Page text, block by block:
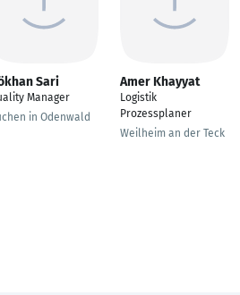
Sari
Manager
in Odenwald
Amer Khayyat
Logistik
Prozessplaner
Weilheim an der Teck